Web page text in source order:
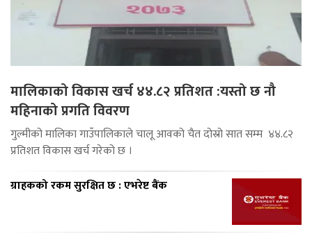
मालिकाको विकास खर्च ४४.८२ प्रतिशत :यस्तो छ नौ
महिनाको प्रगति विवरण
गुल्मीको मालिका गाउँपालिकाले चालू आवको चैत दोस्रो सात सम्म ४४.८२
प्रतिशत विकास खर्च गरेको छ ।
ग्राहकको रकम सुरक्षित छ : एभरेष्ट बैंक